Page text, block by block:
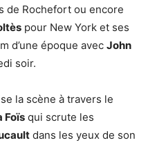
de Rochefort ou encore
pour New York et ses
d’une époque avec John
soir.
la scène à travers le
Foïs qui scrute les
dans les yeux de son